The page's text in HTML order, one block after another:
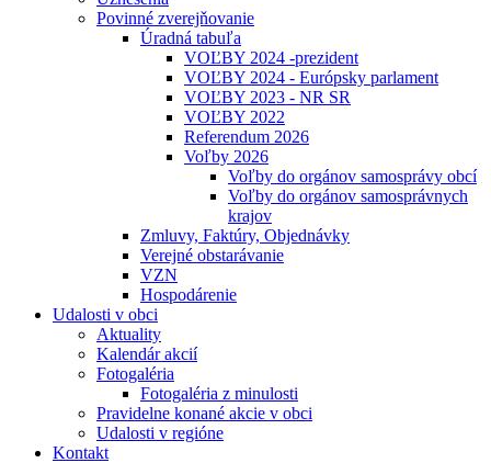
Povinné zverejňovanie
Úradná tabuľa
VOĽBY 2024 -prezident
VOĽBY 2024 - Európsky parlament
VOĽBY 2023 - NR SR
VOĽBY 2022
Referendum 2026
Voľby 2026
Voľby do orgánov samosprávy obcí
Voľby do orgánov samosprávnych
krajov
Zmluvy, Faktúry, Objednávky
Verejné obstarávanie
VZN
Hospodárenie
Udalosti v obci
Aktuality
Kalendár akcií
Fotogaléria
Fotogaléria z minulosti
Pravidelne konané akcie v obci
Udalosti v regióne
Kontakt